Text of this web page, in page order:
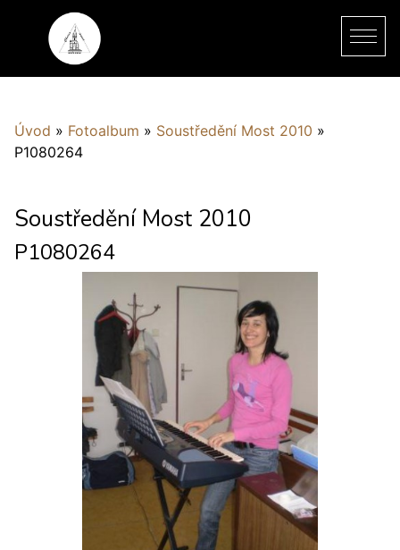
Úvod » Fotoalbum » Soustředění Most 2010 »
P1080264
Soustředění Most 2010
P1080264